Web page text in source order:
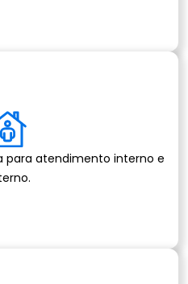
para atendimento interno e